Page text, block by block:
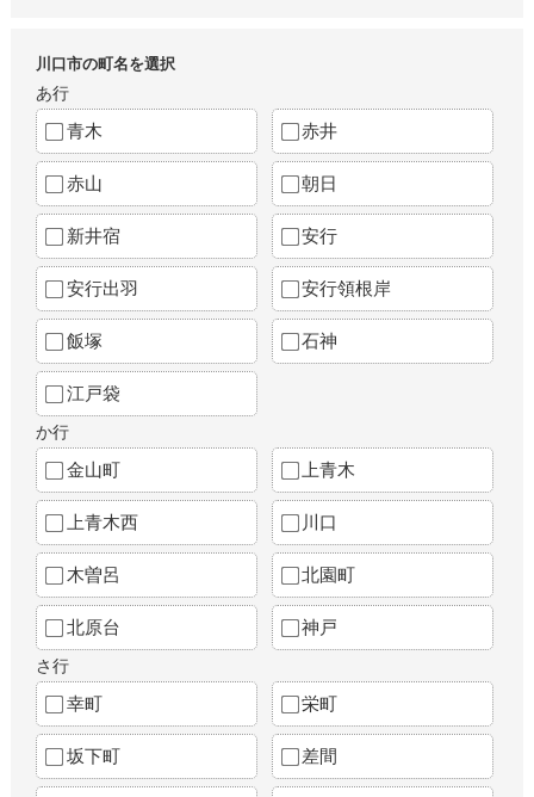
川口市の町名を選択
あ行
青木 赤井
赤山 朝日
新井宿 安行
安行出羽 安行領根岸
飯塚 石神
江戸袋
か行
金山町 上青木
上青木西 川口
木曽呂 北園町
北原台 神戸
さ行
幸町 栄町
坂下町 差間